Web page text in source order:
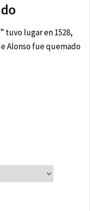
tuvo lugar en 1528,
Alonso fue quemado